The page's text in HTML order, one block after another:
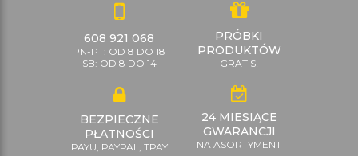
608 921 068
PN-PT: OD 8 DO 18
SB: OD 8 DO 14
PRÓBKI
PRODUKTÓW
GRATIS!
BEZPIECZNE
PŁATNOŚCI
PAYU, PAYPAL, TPAY
24 MIESIĄCE
GWARANCJI
NA ASORTYMENT